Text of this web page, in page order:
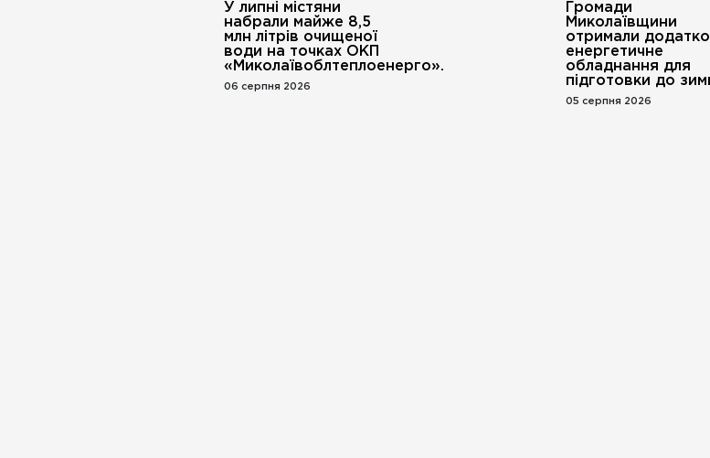
У липні містяни
набрали майже 8,5
млн літрів очищеної
води на точках ОКП
«Миколаївоблтеплоенерго».
06 серпня 2026
Громади
Миколаївщини
отримали
енергетичне
обладнання для
підготовки до
05 серпня 2026